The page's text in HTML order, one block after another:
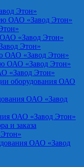
Этон»
ОАО «Завод Этон»
«Завод Этон»
Этон»
ОАО «Завод Этон»
ОАО «Завод Этон»
«Завод Этон»
оборудования ОАО
ОАО «Завод
ОАО «Завод Этон»
и заказа
ОАО «Завод